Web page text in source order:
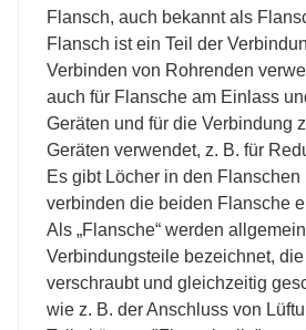
Flansch, auch bekannt als
Flansch ist ein Teil der
Verbinden von Rohrenden
auch für Flansche am Einlass
Geräten und für die Verbindung
Geräten verwendet, z. B. für
Es gibt Löcher in den Flanschen
verbinden die beiden Flansche
Als „Flansche“ werden
Verbindungsteile bezeichnet,
verschraubt und gleichzeitig
wie z. B. der Anschluss von